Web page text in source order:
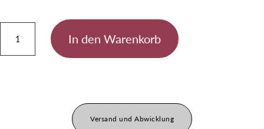
Premium
Menge
In den Warenkorb
Versand und Abwicklung